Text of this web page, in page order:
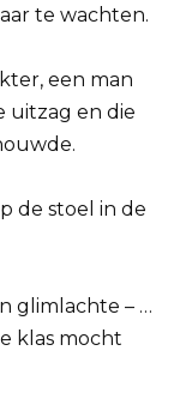
te wachten.
een man
uitzag en die
de stoel in de
glimlachte – …
klas mocht